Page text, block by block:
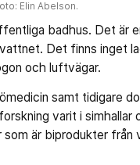
Elin Abelson.
badhus. Det är
Det finns inget
och luftvägar.
samt tidigare
varit i simhallar
är biprodukter från